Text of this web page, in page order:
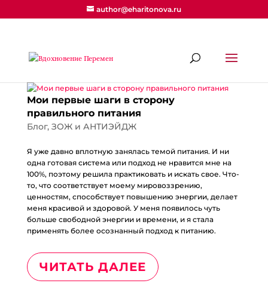
author@eharitonova.ru
Мои первые шаги в сторону
правильного питания
Блог, ЗОЖ и АНТИЭЙДЖ
Я уже давно вплотную занялась темой питания. И ни
одна готовая система или подход не нравится мне на
100%, поэтому решила практиковать и искать свое. Что-
то, что соответствует моему мировоззрению,
ценностям, способствует повышению энергии, делает
меня красивой и здоровой. У меня появилось чуть
больше свободной энергии и времени, и я стала
применять более осознанный подход к питанию.
ЧИТАТЬ ДАЛЕЕ